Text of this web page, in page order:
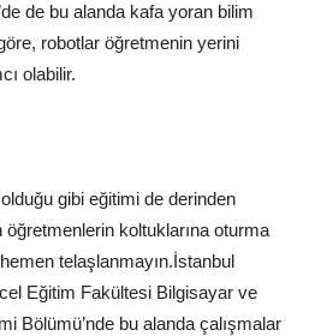
’de de bu alanda kafa yoran bilim
robotlar öğretmenin yerini
olabilir.
gibi eğitimi de derinden
koltuklarına oturma
telaşlanmayın.İstanbul
Eğitim Fakültesi Bilgisayar ve
Bölümü’nde bu alanda çalışmalar